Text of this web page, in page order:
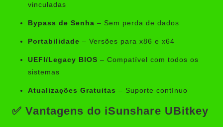
vinculadas
Bypass de Senha – Sem perda de dados
Portabilidade – Versões para x86 e x64
UEFI/Legacy BIOS – Compatível com todos os
sistemas
Atualizações Gratuitas – Suporte contínuo
✅ Vantagens do iSunshare UBitkey